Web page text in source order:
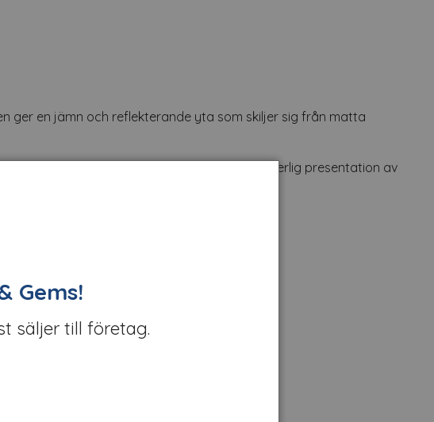
ger en jämn och reflekterande yta som skiljer sig från matta
Formen ger en tydlig och proportionerlig presentation av
eller showroom.
Gems!
säljer till företag.